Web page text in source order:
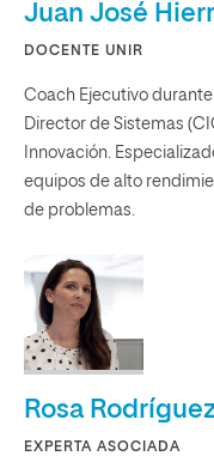
Juan José
DOCENTE UNIR
Coach Ejecutivo
Director de Sistemas
Innovación.
equipos de alto
de problemas.
Rosa
EXPERTA ASOCIADA